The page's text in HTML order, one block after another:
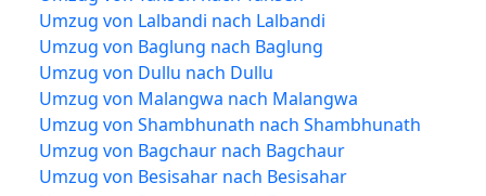
Umzug von Lalbandi nach Lalbandi
Umzug von Baglung nach Baglung
Umzug von Dullu nach Dullu
Umzug von Malangwa nach Malangwa
Umzug von Shambhunath nach Shambhunath
Umzug von Bagchaur nach Bagchaur
Umzug von Besisahar nach Besisahar